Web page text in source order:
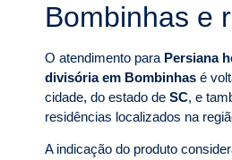
Bombinhas e
O atendimento para Persiana
divisória em Bombinhas é
cidade, do estado de SC, e
residências localizados na
A indicação do produto